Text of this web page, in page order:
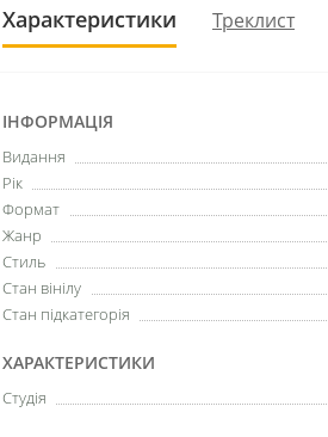
Характеристики Треклист
ІНФОРМАЦІЯ
Видання
Рік
Формат
Жанр
Стиль
Стан вінілу
Стан підкатегорія
ХАРАКТЕРИСТИКИ
Студія